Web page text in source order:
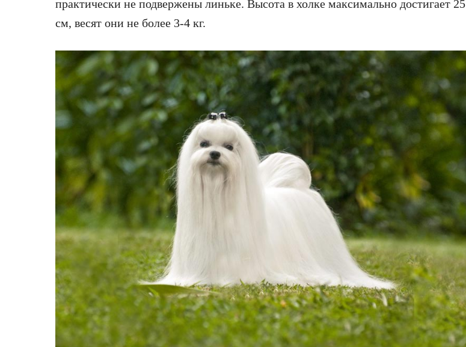
практически не подвержены линьке. Высота в холке максимально достигает 25
см, весят они не более 3-4 кг.